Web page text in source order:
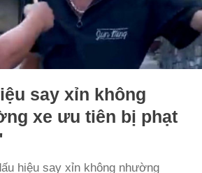
say xỉn không
xe ưu tiên bị phạt
hiệu say xỉn không nhường